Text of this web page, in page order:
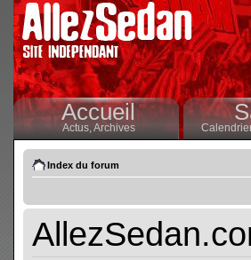
Accueil
Actus,Archives
Index du forum